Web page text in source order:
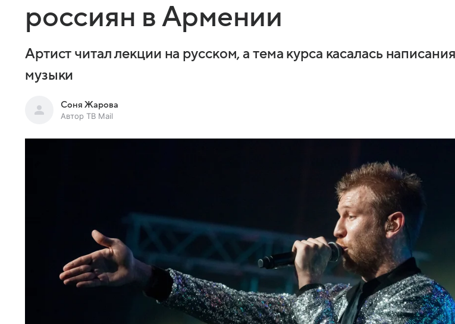
россиян в Армении
Артист читал лекции на русском, а тема курса касалась написания
музыки
Соня Жарова
Автор ТВ Mail